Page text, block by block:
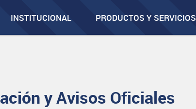
INSTITUCIONAL PRODUCTOS Y SERVICIOS
y Avisos Oficiales